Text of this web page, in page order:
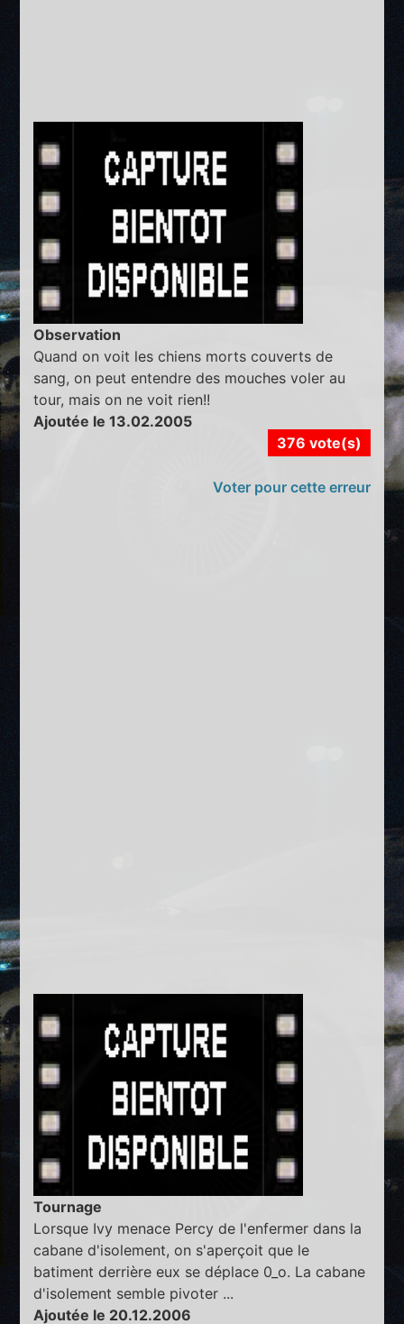
Observation
Quand on voit les chiens morts couverts de
sang, on peut entendre des mouches voler au
tour, mais on ne voit rien!!
Ajoutée le 13.02.2005
376 vote(s)
Voter pour cette erreur
Tournage
Lorsque Ivy menace Percy de l'enfermer dans la
cabane d'isolement, on s'aperçoit que le
batiment derrière eux se déplace 0_o. La cabane
d'isolement semble pivoter ...
Ajoutée le 20.12.2006